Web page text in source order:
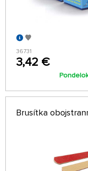
36731
3,42 €
Brusítka